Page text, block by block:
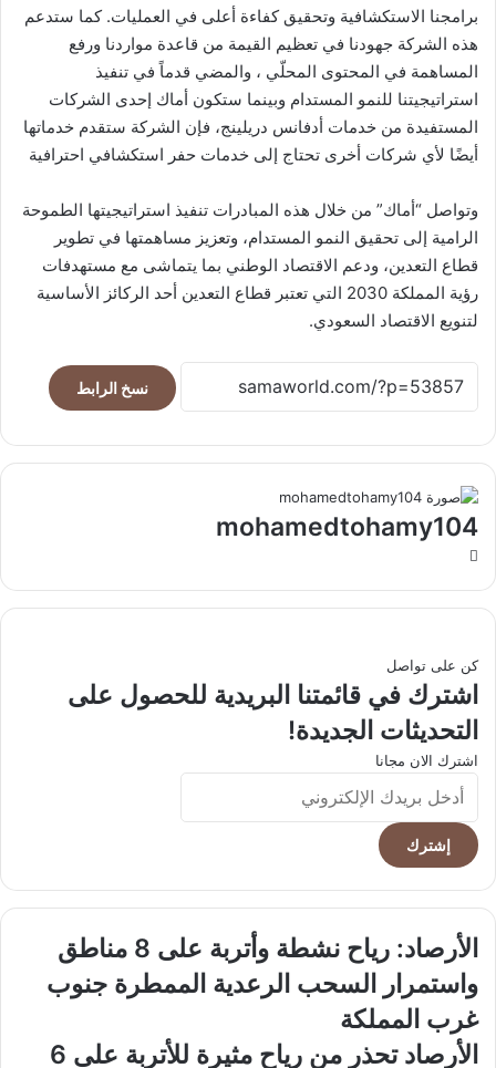
برامجنا الاستكشافية وتحقيق كفاءة أعلى في العمليات. كما ستدعم
هذه الشركة جهودنا في تعظيم القيمة من قاعدة مواردنا ورفع
المساهمة في المحتوى المحلّي ، والمضي قدماً في تنفيذ
استراتيجيتنا للنمو المستدام وبينما ستكون أماك إحدى الشركات
المستفيدة من خدمات أدفانس دريلينج، فإن الشركة ستقدم خدماتها
أيضًا لأي شركات أخرى تحتاج إلى خدمات حفر استكشافي احترافية
وتواصل “أماك” من خلال هذه المبادرات تنفيذ استراتيجيتها الطموحة
الرامية إلى تحقيق النمو المستدام، وتعزيز مساهمتها في تطوير
قطاع التعدين، ودعم الاقتصاد الوطني بما يتماشى مع مستهدفات
رؤية المملكة 2030 التي تعتبر قطاع التعدين أحد الركائز الأساسية
لتنويع الاقتصاد السعودي.
نسخ الرابط
mohamedtohamy104
كن على تواصل
اشترك في قائمتنا البريدية للحصول على
التحديثات الجديدة!
اشترك الان مجانا
أدخل
بريدك
الإلكتروني
الأرصاد:
رياح
نشطة
وأتربة
على
الأرصاد: رياح نشطة وأتربة على 8 مناطق
واستمرار السحب الرعدية الممطرة جنوب
غرب المملكة
الأرصاد
الأرصاد تحذر من رياح مثيرة للأتربة على 6